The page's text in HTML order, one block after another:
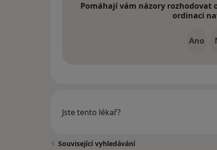
Pomáhají vám názory rozhodovat
ordinaci
Ano
Jste tento lékař?
Související vyhledávání